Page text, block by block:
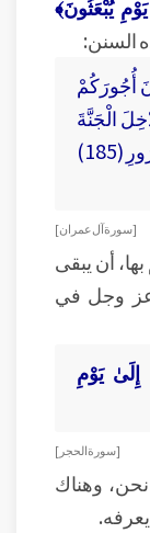
يُبْعَثُونَ﴾
السنن:
أُجُورَكُمْ
الْجَنَّةَ
فَقَدْ فَازَ ۗ وَمَا الْحَيَاةُ الدُّنْيَا إِلَّا مَتَاعُ الْغُرُورِ (185)
[ سورة آل عمران ]
أن يبقى
عز وجل في
إِلَىٰ يَوْمِ
[ سورة الحجر ]
نحن، وهناك